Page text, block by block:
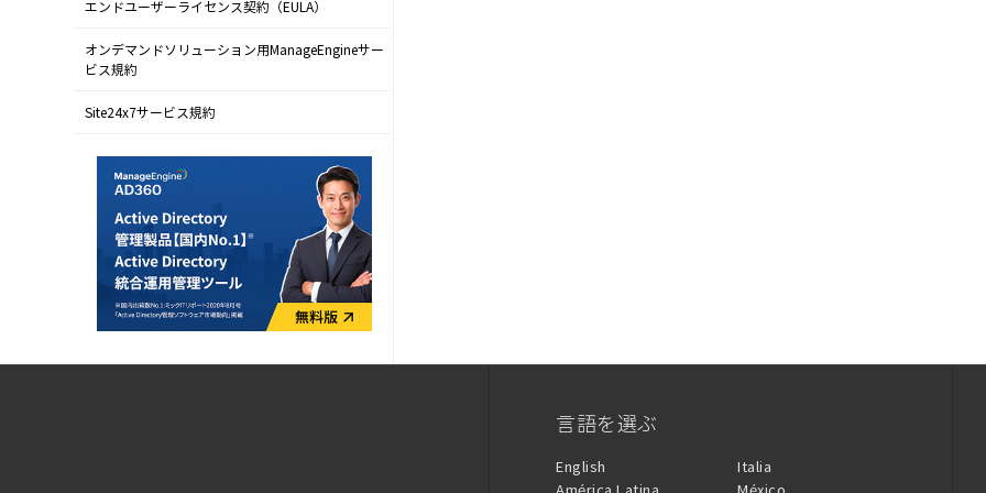
エンドユーザーライセンス契約（EULA）
オンデマンドソリューション用ManageEngineサー
ビス規約
Site24x7サービス規約
言語を選ぶ
English
Italia